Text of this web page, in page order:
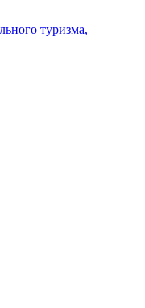
туризма,